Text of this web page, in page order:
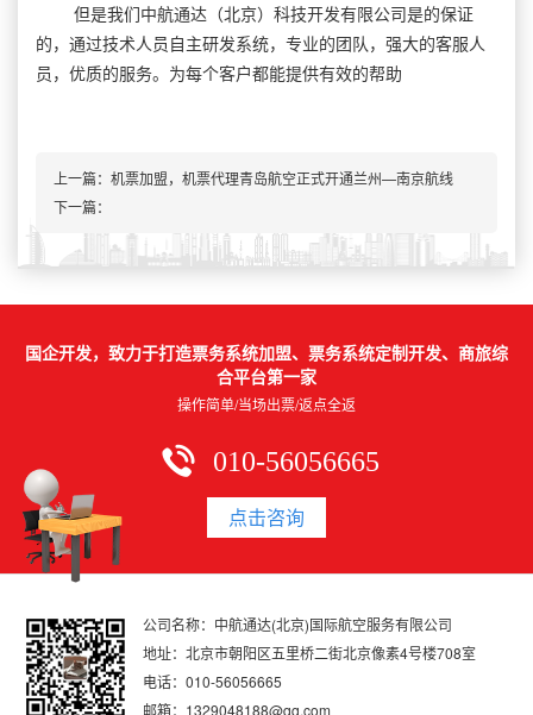
但是我们中航通达（北京）科技开发有限公司是的保证
的，通过技术人员自主研发系统，专业的团队，强大的客服人
员，优质的服务。为每个客户都能提供有效的帮助
上一篇： 机票加盟，机票代理青岛航空正式开通兰州—南京航线
下一篇：
国企开发，致力于打造票务系统加盟、票务系统定制开发、商旅综
合平台第一家
操作简单/当场出票/返点全返
010-56056665
点击咨询
公司名称：中航通达(北京)国际航空服务有限公司
地址：北京市朝阳区五里桥二街北京像素4号楼708室
电话：010-56056665
邮箱：1329048188@qq.com